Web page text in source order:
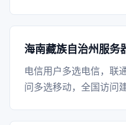
海南藏族自治州服务
电信用户多选电信，联
问多选移动，全国访问